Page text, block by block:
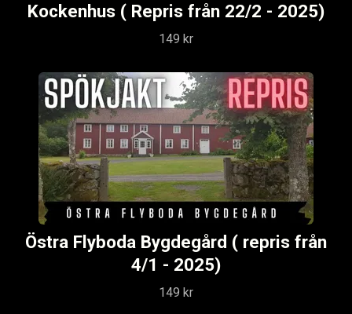
Kockenhus ( Repris från 22/2 - 2025)
149 kr
Östra Flyboda Bygdegård ( repris från
4/1 - 2025)
149 kr